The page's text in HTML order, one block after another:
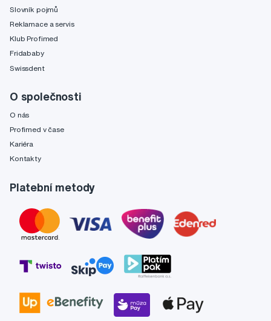
Slovník pojmů
Reklamace a servis
Klub Profimed
Fridababy
Swissdent
O společnosti
O nás
Profimed v čase
Kariéra
Kontakty
Platební metody